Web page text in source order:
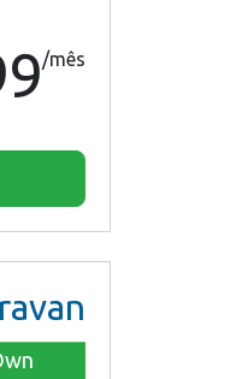
/mês